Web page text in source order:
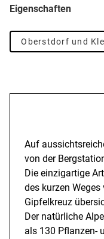
Eigenschaften
Oberstdorf und
Auf
von der
Die einzigartige
des kurzen
Gipfelkreuz
Der natürliche
als 130 Pflanzen-